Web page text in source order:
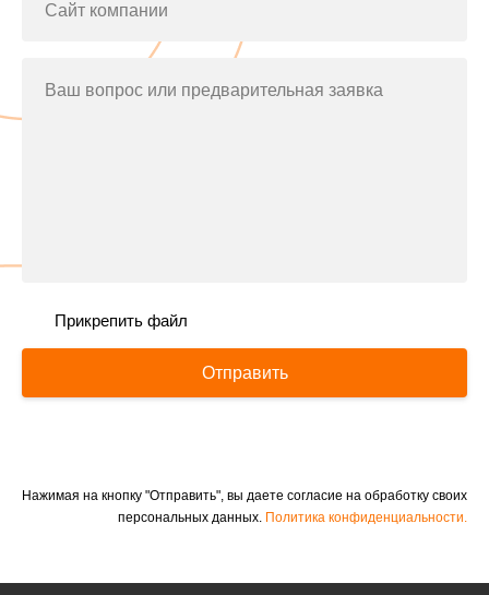
Сайт компании
Ваш вопрос или предварительная заявка
Прикрепить файл
Отправить
Нажимая на кнопку "Отправить", вы даете согласие на обработку своих
персональных данных. Политика конфиденциальности.